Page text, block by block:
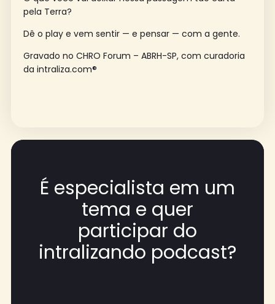
pela Terra?
Dê o play e vem sentir — e pensar — com a gente.
Gravado no CHRO Forum – ABRH-SP, com curadoria
da intraliza.com®
É especialista em um
tema e quer
participar do
intralizando podcast?